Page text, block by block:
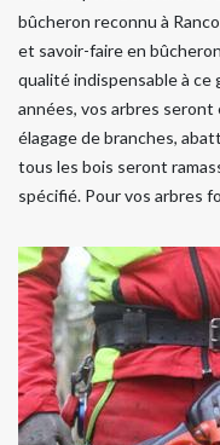
bûcheron reconnu à
et savoir-faire en
qualité indispensable à
années, vos arbres
élagage de branches,
tous les bois seront
spécifié. Pour vos arbres